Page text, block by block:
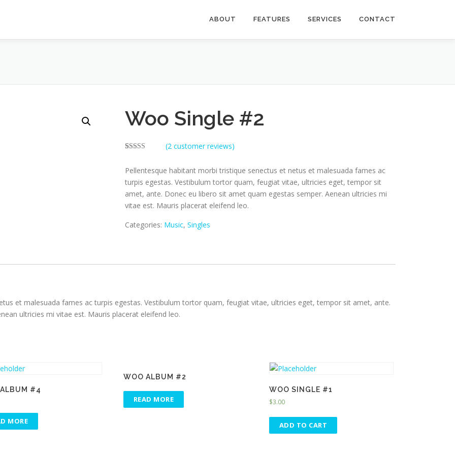
ABOUT FEATURES SERVICES CONTACT
Woo Single #2
of 5 based
customer
rating
(2 customer reviews)
Pellentesque habitant morbi tristique senectus et netus et malesuada fames ac
turpis egestas. Vestibulum tortor quam, feugiat vitae, ultricies eget, tempor sit
amet, ante. Donec eu libero sit amet quam egestas semper. Aenean ultricies mi
vitae est. Mauris placerat eleifend leo.
Categories: Music,Singles
et malesuada fames ac turpis egestas. Vestibulum tortor quam, feugiat vitae, ultricies eget, tempor sit amet, ante.
ultricies mi vitae est. Mauris placerat eleifend leo.
#4
MORE
WOO ALBUM #2
READ MORE
WOO SINGLE #1
$3.00
ADD TO CART